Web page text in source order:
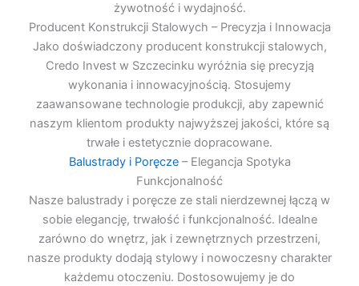
żywotność i wydajność.
Producent Konstrukcji Stalowych – Precyzja i Innowacja
Jako doświadczony producent konstrukcji stalowych,
Credo Invest w Szczecinku wyróżnia się precyzją
wykonania i innowacyjnością. Stosujemy
zaawansowane technologie produkcji, aby zapewnić
naszym klientom produkty najwyższej jakości, które są
trwałe i estetycznie dopracowane.
Balustrady i Poręcze– Elegancja Spotyka
Funkcjonalność
Nasze balustrady i poręcze ze stali nierdzewnej łączą w
sobie elegancję, trwałość i funkcjonalność. Idealne
zarówno do wnętrz, jak i zewnętrznych przestrzeni,
nasze produkty dodają stylowy i nowoczesny charakter
każdemu otoczeniu. Dostosowujemy je do